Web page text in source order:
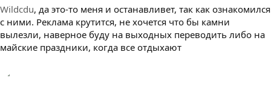
Wildcdu, да это-то меня и останавливет, так как ознакомился
с ними. Реклама крутится, не хочется что бы камни
вылезли, наверное буду на выходных переводить либо на
майские праздники, когда все отдыхают